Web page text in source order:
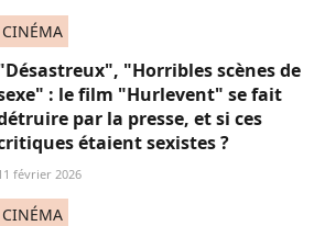
CINÉMA
"Horribles scènes de
: le film "Hurlevent" se fait
par la presse, et si ces
étaient sexistes ?
février 2026
CINÉMA